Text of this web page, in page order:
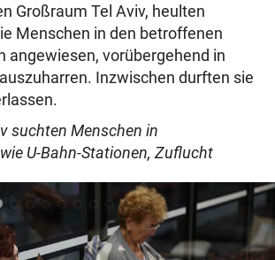
Großraum Tel Aviv, heulten
Menschen in den betroffenen
angewiesen, vorübergehend in
Inzwischen durften sie
suchten Menschen in
U-Bahn-Stationen, Zuflucht